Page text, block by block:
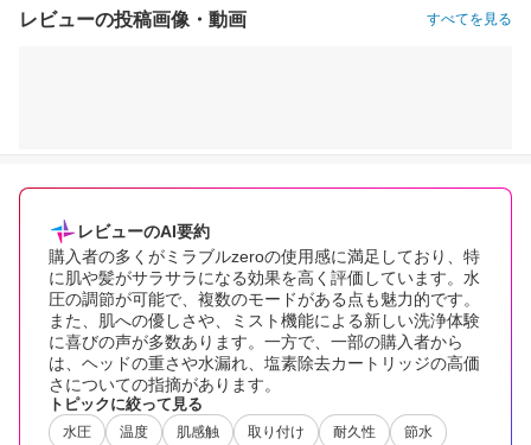
レビューの投稿画像・動画 すべてを見る
レビューのAI要約
購入者の多くがミラブルzeroの使用感に満足しており、特
に肌や髪がサラサラになる効果を高く評価しています。水
圧の調節が可能で、複数のモードがある点も魅力的です。
また、肌への優しさや、ミスト機能による新しい洗浄体験
に喜びの声が多数あります。一方で、一部の購入者から
は、ヘッドの重さや水漏れ、塩素除去カートリッジの高価
さについての指摘があります。
トピックに絞って見る
水圧 温度 肌感触 取り付け 耐久性 節水